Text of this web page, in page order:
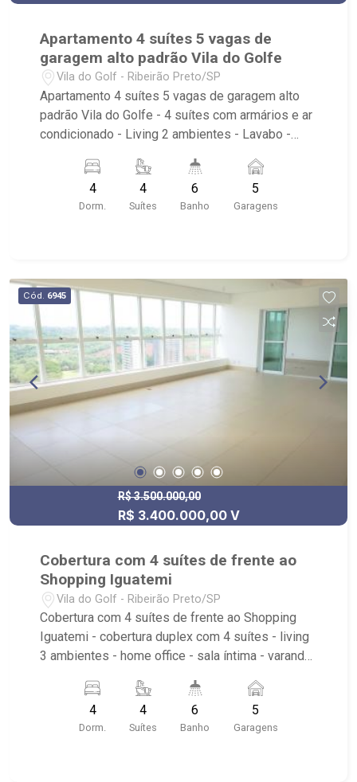
Apartamento 4 suítes 5 vagas de
garagem alto padrão Vila do Golfe
Vila do Golf - Ribeirão Preto/SP
Apartamento 4 suítes 5 vagas de garagem alto
padrão Vila do Golfe - 4 suítes com armários e ar
condicionado - Living 2 ambientes - Lavabo -
vidro - Cozinha com armários planejados -
Despensa - Área de serviço com banheiro - 5
vagas de garagem cobertas - Condomínio com
residencial Ipê Branco, Ipê Amarelo e Golfe
Clube. - Próximo ao Shopping Iguatemi, Liceu
Albert Sabin Unidade Infantil e Fundamental e
Praças Vila Do Golfe.
4
Dorm.
4
Suítes
6
Banho
5
Garagens
Cód. 6945
R$ 3.500.000,00
R$ 3.400.000,00 V
Cobertura com 4 suítes de frente ao
Shopping Iguatemi
Vila do Golf - Ribeirão Preto/SP
Cobertura com 4 suítes de frente ao Shopping
Iguatemi - cobertura duplex com 4 suítes - living
3 ambientes - home office - sala íntima - varanda
despensa - área de serviço com banheiro e
dormitório - 5 vagas de garagem - piscina
privativa - apartamento novo desocupado
4
Dorm.
4
Suítes
6
Banho
5
Garagens